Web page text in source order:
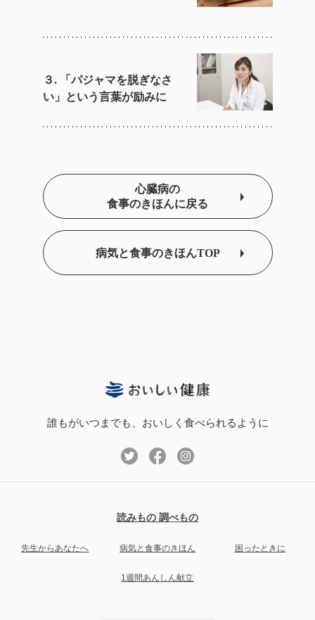
３. 「パジャマを脱ぎなさ
い」という言葉が励みに
心臓病の
食事のきほんに戻る
病気と食事のきほんTOP
誰もがいつまでも、おいしく食べられるように
読みもの 調べもの
先生からあなたへ 病気と食事のきほん 困ったときに
1週間あんしん献立